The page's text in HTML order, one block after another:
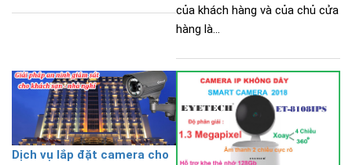
của khách hàng và của chủ cửa
hàng là...
Dịch vụ lắp đặt camera cho